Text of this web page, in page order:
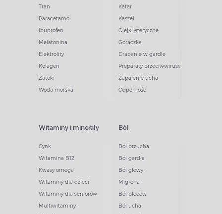
Tran
Paracetamol
Ibuprofen
Melatonina
Elektrolity
Kolagen
Zatoki
Woda morska
Katar
Kaszel
Olejki eteryczne
Gorączka
Drapanie w gardle
Preparaty przeciwwirusowe
Zapalenie ucha
Odporność
Witaminy i minerały
Cynk
Witamina B12
Kwasy omega
Witaminy dla dzieci
Witaminy dla seniorów
Multiwitaminy
Ból
Ból brzucha
Ból gardła
Ból głowy
Migrena
Ból pleców
Ból ucha